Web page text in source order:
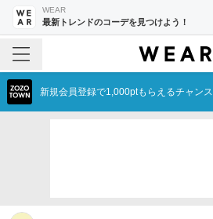
WEAR
最新トレンドのコーデを見つけよう！
新規会員登録で1,000ptもらえるチャンス